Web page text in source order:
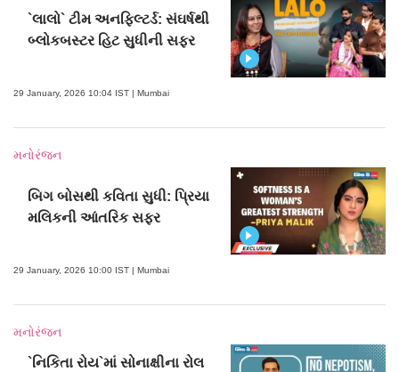
`લાલો` ટીમ અનફિલ્ટર્ડ: સંઘર્ષથી
બ્લોકબસ્ટર હિટ સુધીની સફર
29 January, 2026 10:04 IST | Mumbai
મનોરંજન
બિગ બોસથી કવિતા સુધી: પ્રિયા
મલિકની આંતરિક સફર
29 January, 2026 10:00 IST | Mumbai
મનોરંજન
`નિકિતા રોય`માં સોનાક્ષીના રોલ